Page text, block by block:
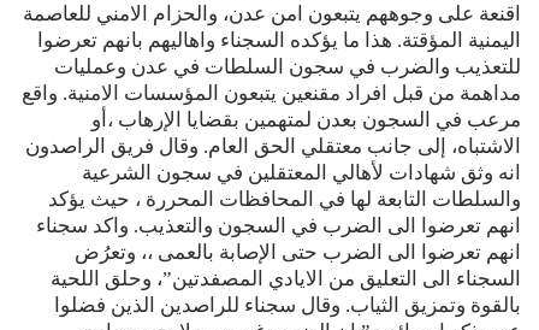
اقنعة على وجوههم يتبعون امن عدن، والحزام الامني للعاصمة
اليمنية المؤقتة. هذا ما يؤكده السجناء واهاليهم بانهم تعرضوا
للتعذيب والضرب في سجون السلطات في عدن وعمليات
مداهمة من قبل افراد مقنعين يتبعون المؤسسات الامنية. واقع
مرعب في السجون بعدن لمتهمين بقضايا الإرهاب ،أو
الاشتباه، إلى جانب معتقلي الحق العام. وقال فريق الراصدون
انه وثق شهادات لأهالي المعتقلين في سجون الشرعية
والسلطات التابعة لها في المحافظات المحررة ، حيث يؤكد
انهم تعرضوا الى الضرب في السجون والتعذيب. واكد سجناء
انهم تعرضوا الى الضرب حتى الإصابة بالعمى ،، وتعرُض
السجناء الى التعليق من الايادي المصفدتين”، وحلق اللحية
بالقوة وتمزيق الثياب. وقال سجناء للراصدين الذين فضلوا